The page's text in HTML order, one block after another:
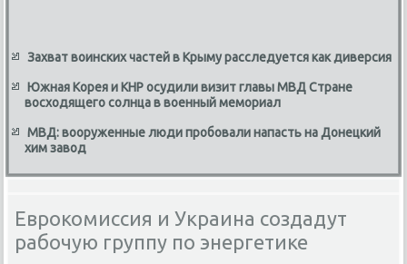
Захват воинских частей в Крыму расследуется как диверсия
Южная Корея и КНР осудили визит главы МВД Стране
восходящего солнца в военный мемориал
МВД: вооруженные люди пробовали напасть на Донецкий
хим завод
Еврокомиссия и Украина создадут
рабочую группу по энергетике